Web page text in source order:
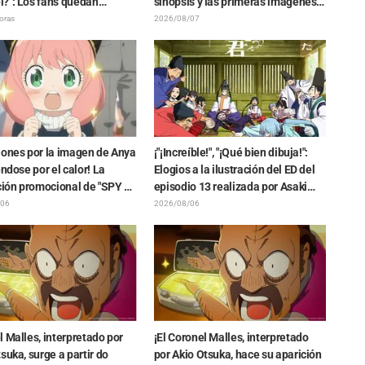
ante la revelación del
en el episodio 1 de
Más allá del final del
del episodio 6 del anime
2026/08/07
por la imagen de Anya
por el calor! La
promocional de "SPY x
provoca comentarios
¡"¡Increíble!", "¡Qué bien dibuja!":
Elogios a la ilustración del ED del
episodio 13 realizada por Asaki
Yuikawa, actriz de voz del
Samurai"
2026/08/06
Malles, interpretado por
surge a partir do
¡El Coronel Malles, interpretado
por Akio Otsuka, hace su aparición